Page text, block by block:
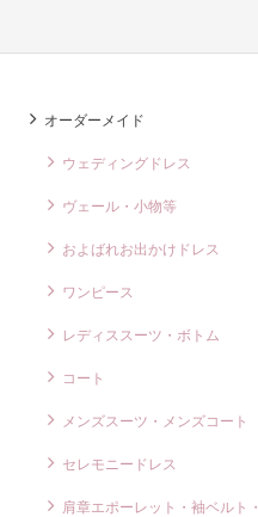
オーダーメイド
ウェディングドレス
ヴェール・小物等
およばれお出かけドレス
ワンピース
レディススーツ・ボトム
コート
メンズスーツ・メンズコート
セレモニードレス
肩章エポーレット・袖ベルト